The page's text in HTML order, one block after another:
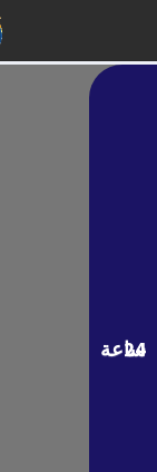
24 ساعة